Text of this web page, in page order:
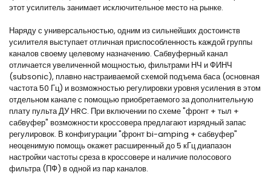
этот усилитель занимает исключительное место на рынке.
Наряду с универсальностью, одним из сильнейших достоинств
усилителя выступает отличная приспособленность каждой группы
каналов своему целевому назначению. Сабвуферный канал
отличается увеличенной мощностью, фильтрами НЧ и ФИНЧ
(subsonic), плавно настраиваемой схемой подъема баса (основная
частота 50 Гц) и возможностью регулировки уровня усиления в этом
отдельном канале с помощью приобретаемого за дополнительную
плату пульта ДУ HRC. При включении по схеме "фронт + тыл +
сабвуфер" возможности кроссовера предлагают изрядный запас
регулировок. В конфигурации "фронт bi-amping + сабвуфер"
неоценимую помощь окажет расширенный до 5 кГц диапазон
настройки частоты среза в кроссовере и наличие полосового
фильтра (ПФ) в одной из пар каналов.